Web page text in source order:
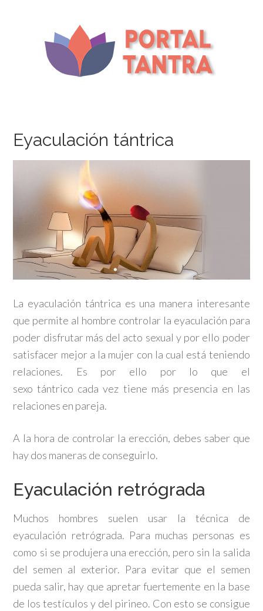
Eyaculación tántrica
La eyaculación tántrica es una manera interesante
que permite al hombre controlar la eyaculación para
poder disfrutar más del acto sexual y por ello poder
satisfacer mejor a la mujer con la cual está teniendo
relaciones. Es por ello por lo que el
sexo tántrico cada vez tiene más presencia en las
relaciones en pareja.
A la hora de controlar la erección, debes saber que
hay dos maneras de conseguirlo.
Eyaculación retrógrada
Muchos hombres suelen usar la técnica de
eyaculación retrógrada. Para muchas personas es
como si se produjera una erección, pero sin la salida
del semen al exterior. Para evitar que el semen
pueda salir, hay que apretar fuertemente en la base
de los testículos y del pirineo. Con esto se consigue